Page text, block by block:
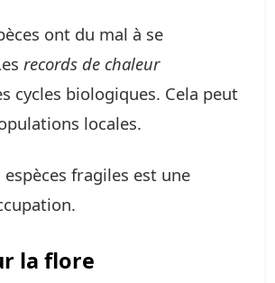
ont du mal à se
records de chaleur
cycles biologiques. Cela peut
locales.
espèces fragiles est une
la flore